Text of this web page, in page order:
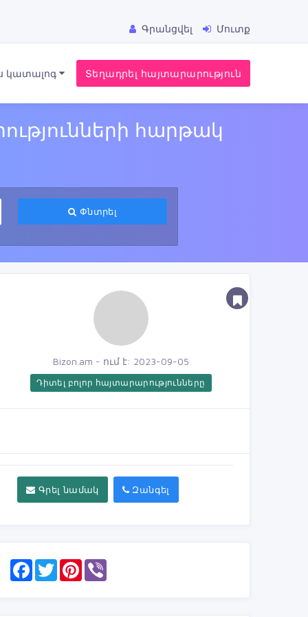
Գրանցվել Մուտք
կատալոգ Տեղադրել հայտարարություն
հարթակ
Փնտրել
Bizon.am - ում է: 2023-09-05
Դիտել բոլոր հայտարարությունները
Գրել նամակ Զանգել
F
T
w
P